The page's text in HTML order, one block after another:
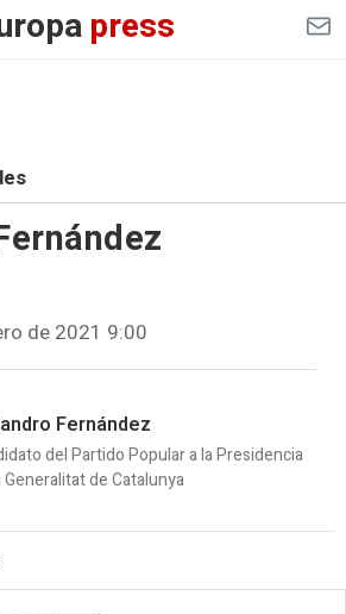
press
de 2021 9:00
Fernández
del Partido Popular a la Presidencia
Generalitat de Catalunya